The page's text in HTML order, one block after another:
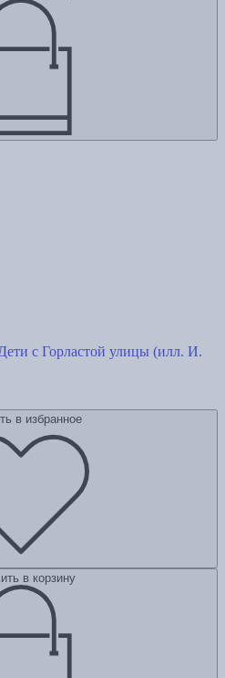
Дети с Горластой улицы (илл. И.
в избранное
в корзину